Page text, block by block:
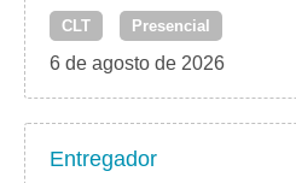
CLT Presencial
6 de agosto de 2026
Entregador